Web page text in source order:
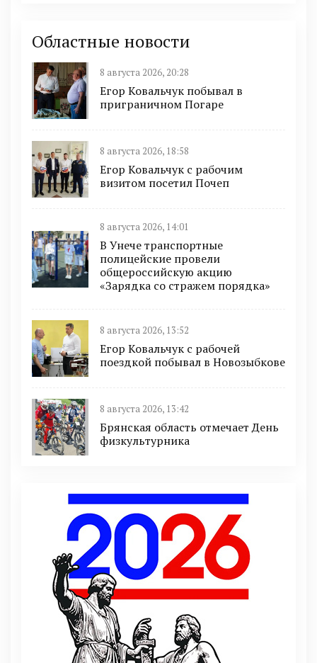
Областные новости
8 августа 2026, 20:28
Егор Ковальчук побывал в
приграничном Погаре
8 августа 2026, 18:58
Егор Ковальчук с рабочим
визитом посетил Почеп
8 августа 2026, 14:01
В Унече транспортные
полицейские провели
общероссийскую акцию
«Зарядка со стражем порядка»
8 августа 2026, 13:52
Егор Ковальчук с рабочей
поездкой побывал в Новозыбкове
8 августа 2026, 13:42
Брянская область отмечает День
физкультурника